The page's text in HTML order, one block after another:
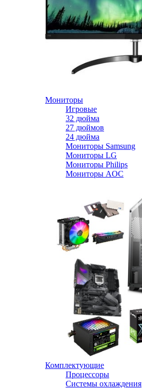
Мониторы
Игровые
32 дюйма
27 дюймов
24 дюйма
Мониторы Samsung
Мониторы LG
Мониторы Philips
Мониторы AOC
Комплектующие
Процессоры
Системы охлаждения